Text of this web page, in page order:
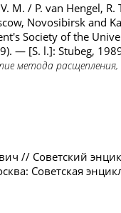
М. / P. van Hengel,
Novosibirsk and
Society of the
— [S. l.]: Stubeg,
метода
// Советский
Советская